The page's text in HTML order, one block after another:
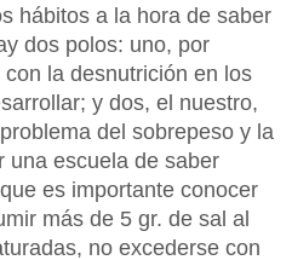
hábitos a la hora de saber
dos polos: uno, por
la desnutrición en los
y dos, el nuestro,
del sobrepeso y la
una escuela de saber
es importante conocer
más de 5 gr. de sal al
no excederse con